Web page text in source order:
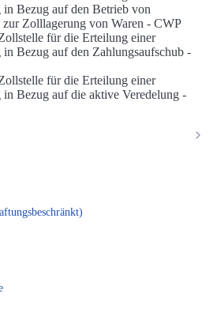
Bezug auf den Betrieb von
zur Zolllagerung von Waren - CWP
für die Erteilung einer
Bezug auf den Zahlungsaufschub -
für die Erteilung einer
Bezug auf die aktive Veredelung -